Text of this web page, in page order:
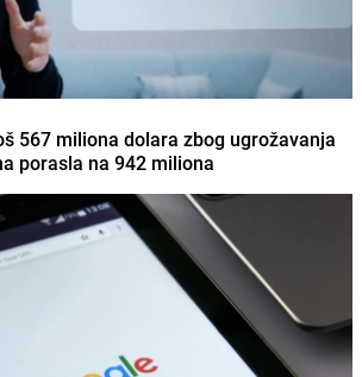
567 miliona dolara zbog ugrožavanja
porasla na 942 miliona